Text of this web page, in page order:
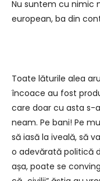
Nu suntem cu nimic
european, ba din
Toate lăturile alea
încoace au fost
care doar cu asta s-
neam. Pe bani! Pe
să iasă la iveală, să
o adevărată politică
așa, poate se